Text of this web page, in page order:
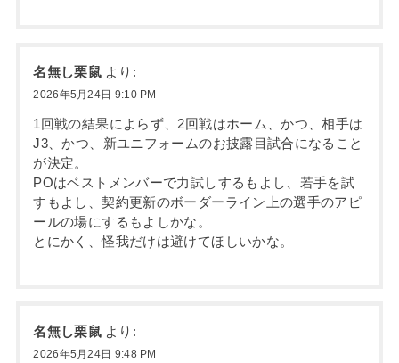
名無し栗鼠 より:
2026年5月24日 9:10 PM
1回戦の結果によらず、2回戦はホーム、かつ、相手は
J3、かつ、新ユニフォームのお披露目試合になること
が決定。
POはベストメンバーで力試しするもよし、若手を試
すもよし、契約更新のボーダーライン上の選手のアピ
ールの場にするもよしかな。
とにかく、怪我だけは避けてほしいかな。
名無し栗鼠 より:
2026年5月24日 9:48 PM